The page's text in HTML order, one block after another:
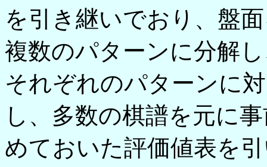
を引き継いでおり、盤
複数のパターンに分解
それぞれのパターンに対
し、多数の棋譜を元に
めておいた評価値表を